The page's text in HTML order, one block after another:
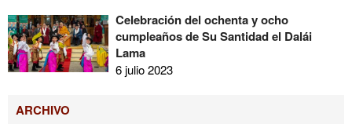
Celebración del ochenta y ocho
cumpleaños de Su Santidad el Dalái
Lama
6 julio 2023
ARCHIVO